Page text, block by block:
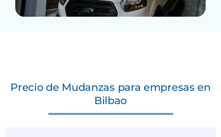
Precio de Mudanzas para empresas en
Bilbao